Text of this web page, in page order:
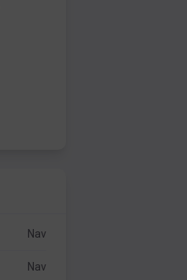
Nav
Nav